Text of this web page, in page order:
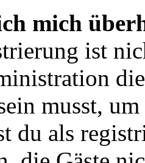
mich
ist
musst,
du als